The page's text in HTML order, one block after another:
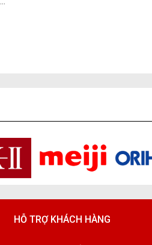
HỖ TRỢ KHÁCH HÀNG